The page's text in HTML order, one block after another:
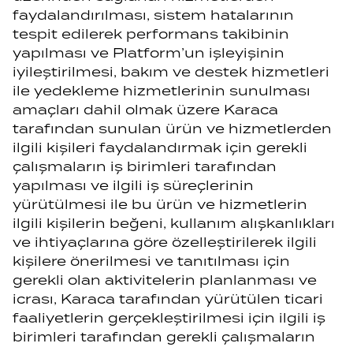
faydalandırılması, sistem hatalarının
tespit edilerek performans takibinin
yapılması ve Platform’un işleyişinin
iyileştirilmesi, bakım ve destek hizmetleri
ile yedekleme hizmetlerinin sunulması
amaçları dahil olmak üzere Karaca
tarafından sunulan ürün ve hizmetlerden
ilgili kişileri faydalandırmak için gerekli
çalışmaların iş birimleri tarafından
yapılması ve ilgili iş süreçlerinin
yürütülmesi ile bu ürün ve hizmetlerin
ilgili kişilerin beğeni, kullanım alışkanlıkları
ve ihtiyaçlarına göre özelleştirilerek ilgili
kişilere önerilmesi ve tanıtılması için
gerekli olan aktivitelerin planlanması ve
icrası, Karaca tarafından yürütülen ticari
faaliyetlerin gerçekleştirilmesi için ilgili iş
birimleri tarafından gerekli çalışmaların